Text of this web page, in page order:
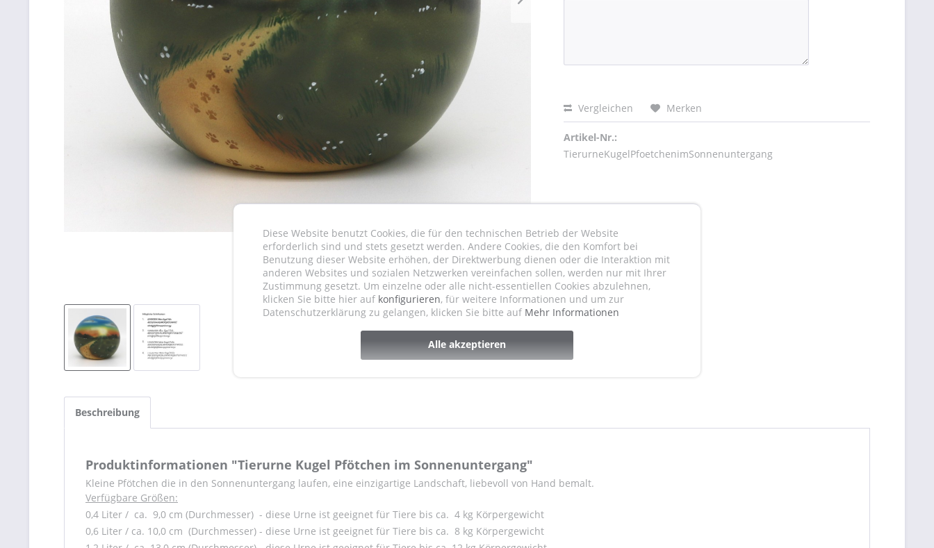
Vergleichen Merken
Artikel-Nr.:
TierurneKugelPfoetchenimSonnenuntergang
Beschreibung
Produktinformationen "Tierurne Kugel Pfötchen im Sonnenuntergang"
Kleine Pfötchen die in den Sonnenuntergang laufen, eine einzigartige Landschaft, liebevoll von Hand bemalt.
Verfügbare Größen:
0,4 Liter / ca. 9,0 cm (Durchmesser) - diese Urne ist geeignet für Tiere bis ca. 4 kg Körpergewicht
0,6 Liter / ca. 10,0 cm (Durchmesser) - diese Urne ist geeignet für Tiere bis ca. 8 kg Körpergewicht
Diese Website benutzt Cookies, die für den technischen Betrieb der Website
erforderlich sind und stets gesetzt werden. Andere Cookies, die den Komfort bei
Benutzung dieser Website erhöhen, der Direktwerbung dienen oder die Interaktion mit
anderen Websites und sozialen Netzwerken vereinfachen sollen, werden nur mit Ihrer
Zustimmung gesetzt. Um einzelne oder alle nicht-essentiellen Cookies abzulehnen,
klicken Sie bitte hier auf konfigurieren, für weitere Informationen und um zur
Datenschutzerklärung zu gelangen, klicken Sie bitte auf Mehr Informationen
Alle akzeptieren